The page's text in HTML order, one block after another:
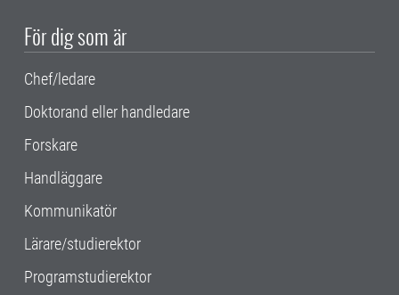
För dig som är
Chef/ledare
Doktorand eller handledare
Forskare
Handläggare
Kommunikatör
Lärare/studierektor
Programstudierektor